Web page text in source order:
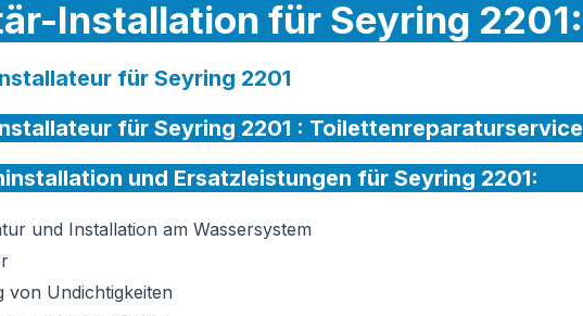
Installation für Seyring 2201:
für Seyring 2201
für Seyring 2201 : Toilettenreparaturservice
und Ersatzleistungen für Seyring 2201:
und Installation am Wassersystem
von Undichtigkeiten